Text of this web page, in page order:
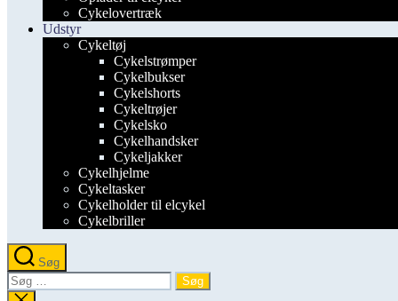
Cykelovertræk
Udstyr
Cykeltøj
Cykelstrømper
Cykelbukser
Cykelshorts
Cykeltrøjer
Cykelsko
Cykelhandsker
Cykeljakker
Cykelhjelme
Cykeltasker
Cykelholder til elcykel
Cykelbriller
Søg
Søg
efter: